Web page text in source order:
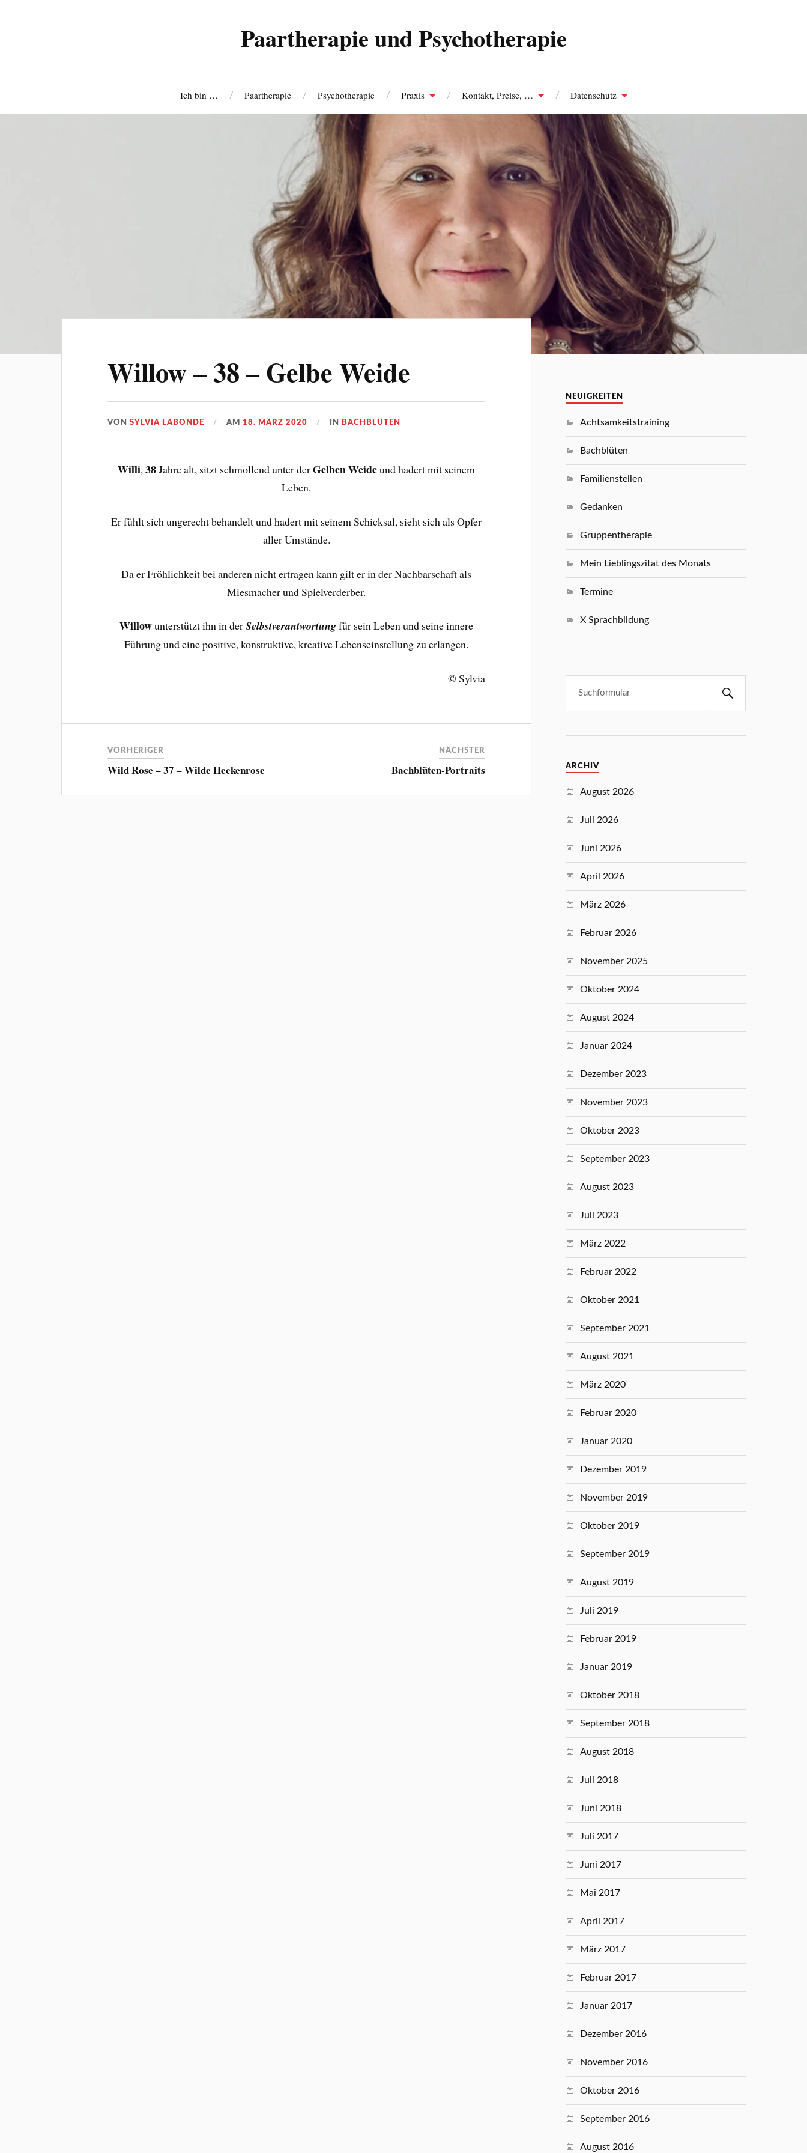
Paartherapie und Psychotherapie
Ich bin … Paartherapie Psychotherapie Praxis Kontakt, Preise, … Datenschutz
Willow – 38 – Gelbe Weide
VONSYLVIA LABONDE AM18. MÄRZ 2020 IN BACHBLÜTEN
Willi,38Jahre alt, sitzt schmollend unter derGelben Weideund hadert mit seinem
Leben.
Er fühlt sich ungerecht behandelt und hadert mit seinem Schicksal, sieht sich als Opfer
aller Umstände.
Da er Fröhlichkeit bei anderen nicht ertragen kann gilt er in der Nachbarschaft als
Miesmacher und Spielverderber.
Willowunterstützt ihn in derSelbstverantwortungfür sein Leben und seine innere
Führung und eine positive, konstruktive, kreative Lebenseinstellung zu erlangen.
© Sylvia
VORHERIGER
Wild Rose – 37 – Wilde Heckenrose
NÄCHSTER
Bachblüten-Portraits
NEUIGKEITEN
Achtsamkeitstraining
Bachblüten
Familienstellen
Gedanken
Gruppentherapie
Mein Lieblingszitat des Monats
Termine
X Sprachbildung
ARCHIV
August 2026
Juli 2026
Juni 2026
April 2026
März 2026
Februar 2026
November 2025
Oktober 2024
August 2024
Januar 2024
Dezember 2023
November 2023
Oktober 2023
September 2023
August 2023
Juli 2023
März 2022
Februar 2022
Oktober 2021
September 2021
August 2021
März 2020
Februar 2020
Januar 2020
Dezember 2019
November 2019
Oktober 2019
September 2019
August 2019
Juli 2019
Februar 2019
Januar 2019
Oktober 2018
September 2018
August 2018
Juli 2018
Juni 2018
Juli 2017
Juni 2017
Mai 2017
April 2017
März 2017
Februar 2017
Januar 2017
Dezember 2016
November 2016
Oktober 2016
September 2016
August 2016